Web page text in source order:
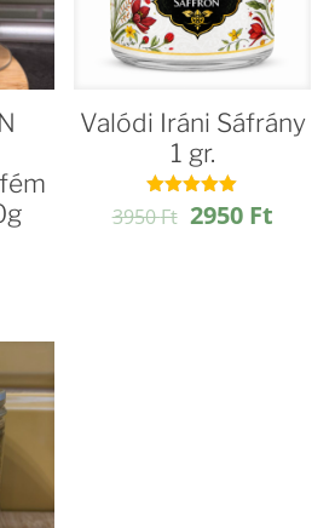
Valódi Iráni Sáfrány
1 gr.
Értékelés:
4.95
3950Ft Original
2950 Ft